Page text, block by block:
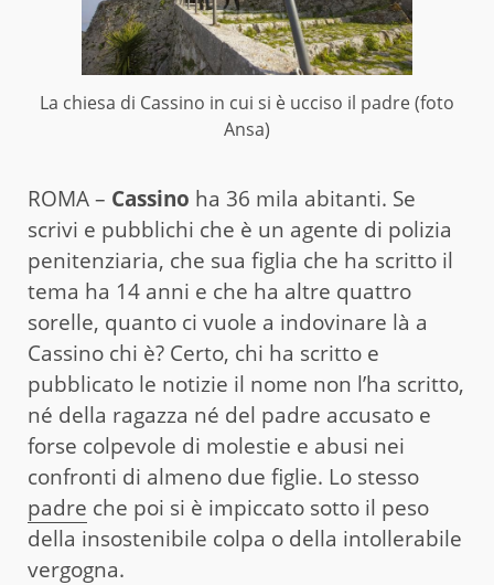
La chiesa di Cassino in cui si è ucciso il padre (foto
Ansa)
ROMA – Cassino ha 36 mila abitanti. Se
scrivi e pubblichi che è un agente di polizia
penitenziaria, che sua figlia che ha scritto il
tema ha 14 anni e che ha altre quattro
sorelle, quanto ci vuole a indovinare là a
Cassino chi è? Certo, chi ha scritto e
pubblicato le notizie il nome non l’ha scritto,
né della ragazza né del padre accusato e
forse colpevole di molestie e abusi nei
confronti di almeno due figlie. Lo stesso
padre che poi si è impiccato sotto il peso
della insostenibile colpa o della intollerabile
vergogna.